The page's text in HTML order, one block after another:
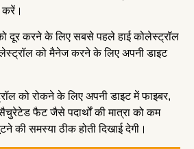
करें।
दूर करने के लिए सबसे पहले हाई कोलेस्ट्रॉल
को मैनेज करने के लिए अपनी डाइट
को रोकने के लिए अपनी डाइट में फाइबर,
फैट जैसे पदार्थों की मात्रा को कम
समस्या ठीक होती दिखाई देगी।